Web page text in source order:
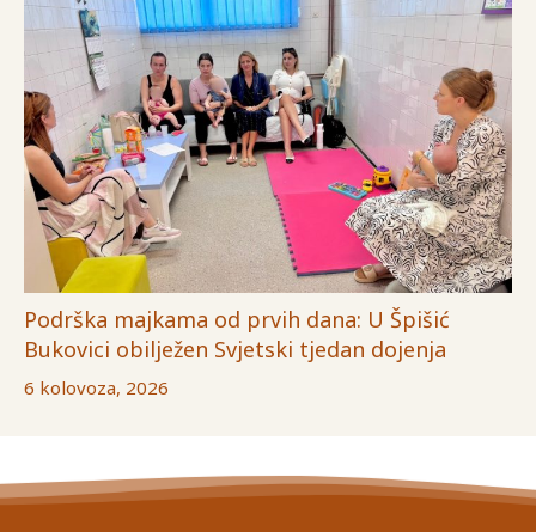
Podrška majkama od prvih dana: U Špišić
Bukovici obilježen Svjetski tjedan dojenja
6 kolovoza, 2026